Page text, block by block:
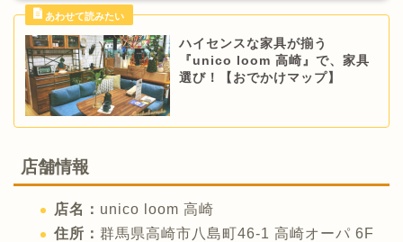
ハイセンスな家具が揃う
『unico loom 高崎』で、家具
選び！【おでかけマップ】
店舗情報
店名： unico loom 高崎
住所： 群馬県高崎市八島町46-1 高崎オーパ 6F